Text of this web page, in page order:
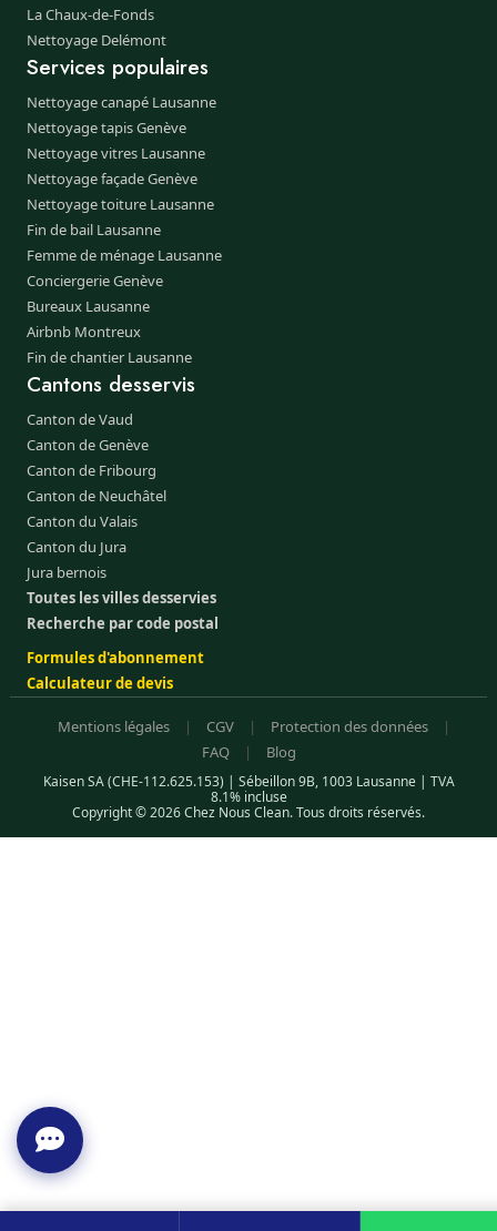
La Chaux-de-Fonds
Nettoyage Delémont
Services populaires
Nettoyage canapé Lausanne
Nettoyage tapis Genève
Nettoyage vitres Lausanne
Nettoyage façade Genève
Nettoyage toiture Lausanne
Fin de bail Lausanne
Femme de ménage Lausanne
Conciergerie Genève
Bureaux Lausanne
Airbnb Montreux
Fin de chantier Lausanne
Cantons desservis
Canton de Vaud
Canton de Genève
Canton de Fribourg
Canton de Neuchâtel
Canton du Valais
Canton du Jura
Jura bernois
Toutes les villes desservies
Recherche par code postal
Formules d'abonnement
Calculateur de devis
Mentions légales | CGV | Protection des données
|
FAQ
| Blog
Kaisen SA (CHE-112.625.153) | Sébeillon 9B, 1003 Lausanne | TVA
8.1% incluse
Copyright © 2026 Chez Nous Clean. Tous droits réservés.